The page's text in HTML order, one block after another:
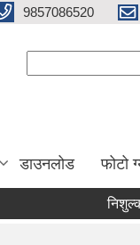
9857086520
डाउनलोड फोटो
निशुल्क